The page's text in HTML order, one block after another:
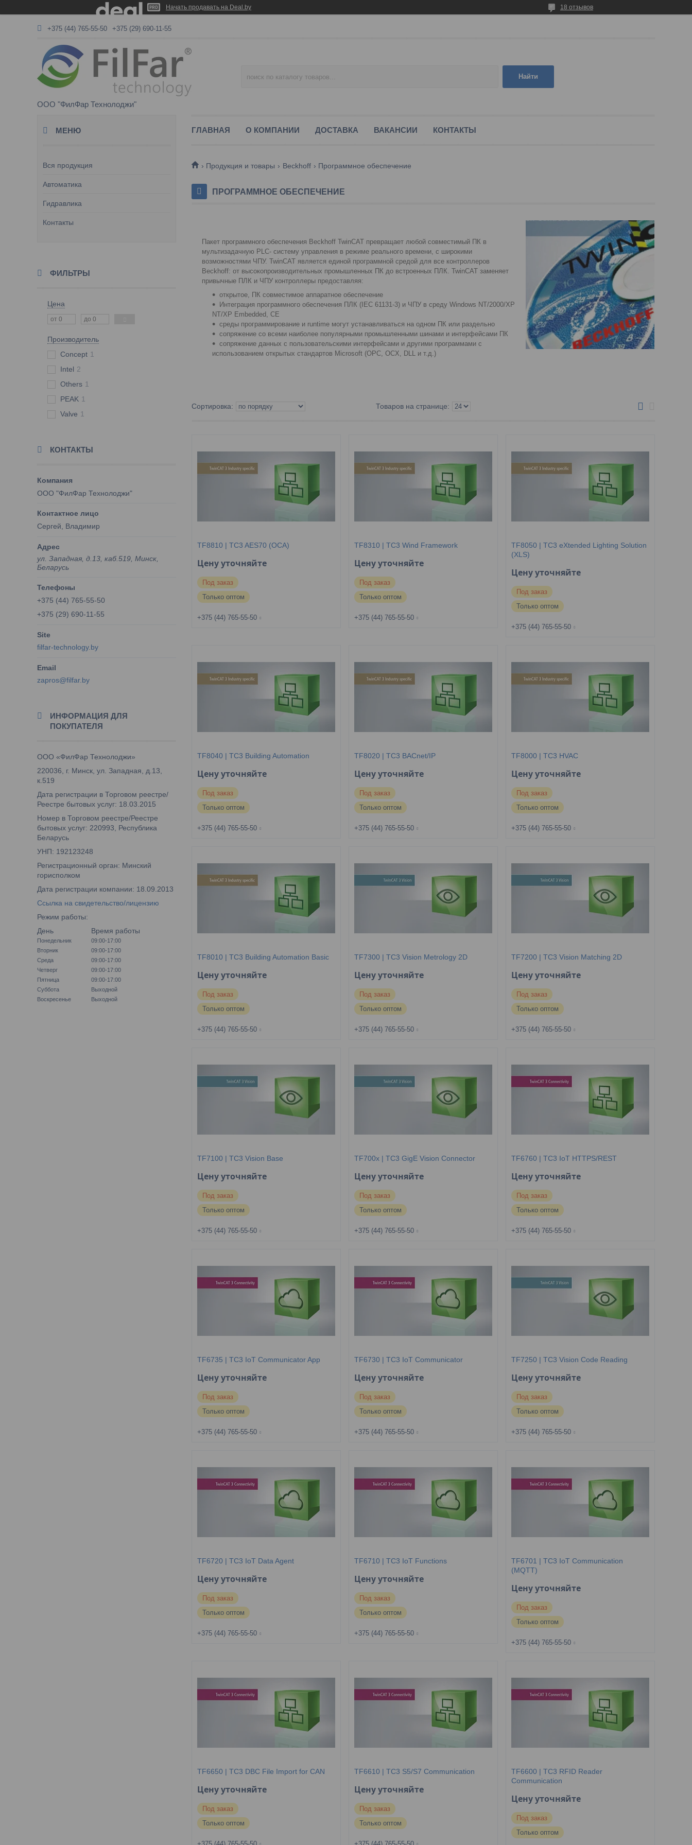
Начать продавать на Deal.by 18 отзывов
+375 (44) 765-55-50 +375 (29) 690-11-55
ООО "ФилФар Технолоджи"
Найти
Вся продукция
Автоматика
Гидравлика
Контакты
ФИЛЬТРЫ
Цена
Производитель
Concept 1
Intel 2
Others 1
PEAK 1
Valve 1
КОНТАКТЫ
OOO "ФилФар Технолоджи"
Сергей, Владимир
ул. Западная, д.13, каб.519, Минск,
Беларусь
+375 (44) 765-55-50
+375 (29) 690-11-55
filfar-technology.by
zapros@filfar.by
ИНФОРМАЦИЯ ДЛЯ
ПОКУПАТЕЛЯ
ООО «ФилФар Технолоджи»
220036, г. Минск, ул. Западная, д.13,
к.519
Дата регистрации в Торговом реестре/
Реестре бытовых услуг: 18.03.2015
Номер в Торговом реестре/Реестре
бытовых услуг: 220993, Республика
Беларусь
УНП: 192123248
Регистрационный орган: Минский
горисполком
Дата регистрации компании: 18.09.2013
Ссылка на свидетельство/лицензию
Режим работы:
День
Время работы
Понедельник
09:00-17:00
Вторник
09:00-17:00
Среда
09:00-17:00
Четверг
09:00-17:00
Пятница
09:00-17:00
Суббота
Выходной
Воскресенье
Выходной
ГЛАВНАЯ О КОМПАНИИ ДОСТАВКА ВАКАНСИИ КОНТАКТЫ
Продукция и товары Beckhoff Программное обеспечение
ПРОГРАММНОЕ ОБЕСПЕЧЕНИЕ
Пакет программного обеспечения Beckhoff TwinCAT превращает любой совместимый ПК в
мультизадачную PLC- систему управления в режиме реального времени, с широкими
возможностями ЧПУ. TwinCAT является единой программной средой для все контроллеров
Beckhoff: от высокопроизводительных промышленных ПК до встроенных ПЛК. TwinCAT заменяет
привычные ПЛК и ЧПУ контроллеры предоставляя:
открытое, ПК совместимое аппаратное обеспечение
Интеграция программного обеспечения ПЛК (IEC 61131-3) и ЧПУ в среду Windows NT/2000/XP
NT/XP Embedded, CE
среды программирование и runtime могут устанавливаться на одном ПК или раздельно
сопряжение со всеми наиболее популярными промышленными шинами и интерфейсами ПК
сопряжение данных с пользовательскими интерфейсами и другими программами с
использованием открытых стандартов Мicrosoft (OPC, OCX, DLL и т.д.)
TF8810 | TC3 AES70 (OCA)
Цену уточняйте
Под заказ
Только оптом
+375 (44) 765-55-50
TF8310 | TC3 Wind Framework
Цену уточняйте
Под заказ
Только оптом
+375 (44) 765-55-50
TF8050 | TC3 eXtended Lighting Solution
(XLS)
Цену уточняйте
Под заказ
Только оптом
+375 (44) 765-55-50
TF8040 | TC3 Building Automation
Цену уточняйте
Под заказ
Только оптом
+375 (44) 765-55-50
TF8020 | TC3 BACnet/IP
Цену уточняйте
Под заказ
Только оптом
+375 (44) 765-55-50
TF8000 | TC3 HVAC
Цену уточняйте
Под заказ
Только оптом
+375 (44) 765-55-50
TF8010 | TC3 Building Automation Basic
Цену уточняйте
Под заказ
Только оптом
+375 (44) 765-55-50
TF7300 | TC3 Vision Metrology 2D
Цену уточняйте
Под заказ
Только оптом
+375 (44) 765-55-50
TF7200 | TC3 Vision Matching 2D
Цену уточняйте
Под заказ
Только оптом
+375 (44) 765-55-50
TF7100 | TC3 Vision Base
Цену уточняйте
Под заказ
Только оптом
+375 (44) 765-55-50
TF700x | TC3 GigE Vision Connector
Цену уточняйте
Под заказ
Только оптом
+375 (44) 765-55-50
TF6760 | TC3 IoT HTTPS/REST
Цену уточняйте
Под заказ
Только оптом
+375 (44) 765-55-50
TF6735 | TC3 IoT Communicator App
Цену уточняйте
Под заказ
Только оптом
+375 (44) 765-55-50
TF6730 | TC3 IoT Communicator
Цену уточняйте
Под заказ
Только оптом
+375 (44) 765-55-50
TF7250 | TC3 Vision Code Reading
Цену уточняйте
Под заказ
Только оптом
+375 (44) 765-55-50
TF6720 | TC3 IoT Data Agent
Цену уточняйте
Под заказ
Только оптом
+375 (44) 765-55-50
TF6710 | TC3 IoT Functions
Цену уточняйте
Под заказ
Только оптом
+375 (44) 765-55-50
TF6701 | TC3 IoT Communication
(MQTT)
Цену уточняйте
Под заказ
Только оптом
+375 (44) 765-55-50
TF6650 | TC3 DBC File Import for CAN
Цену уточняйте
Под заказ
Только оптом
TF6610 | TC3 S5/S7 Communication
Цену уточняйте
Под заказ
Только оптом
TF6600 | TC3 RFID Reader
Communication
Цену уточняйте
Под заказ
Только оптом